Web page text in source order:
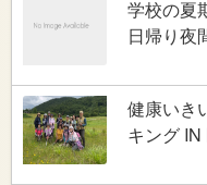
学校の夏
日帰り夜
健康いき
キング